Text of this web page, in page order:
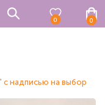
0 0
надписью на выбор